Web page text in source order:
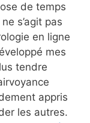
de temps
s’agit pas
en ligne
mes
tendre
appris
les autres.